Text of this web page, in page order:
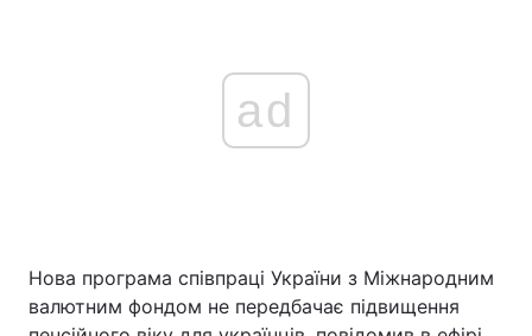
ad
Нова програма співпраці України з Міжнародним
валютним фондом не передбачає підвищення